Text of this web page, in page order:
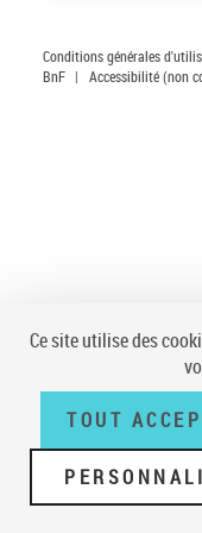
Conditions générales
BnF | Accessibilité (non
Ce site utilise des
TOUT